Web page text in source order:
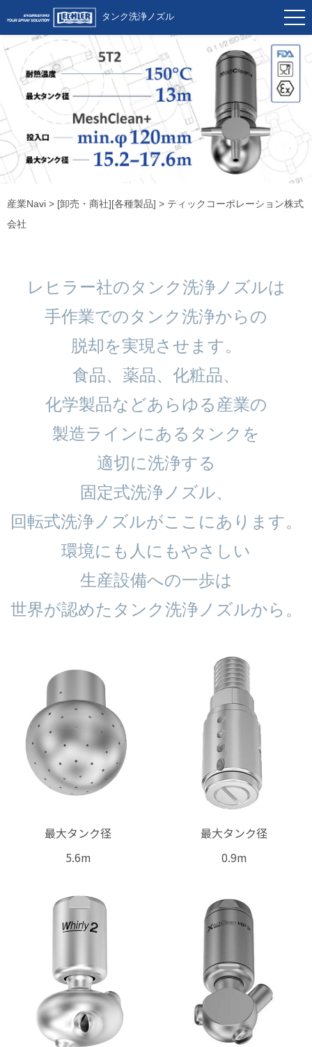
タンク洗浄ノズル
産業Navi > [卸売・商社][各種製品] > ティックコーポレーション株式
会社
レヒラー社のタンク洗浄ノズルは
手作業でのタンク洗浄からの
脱却を実現させます。
食品、薬品、化粧品、
化学製品などあらゆる産業の
製造ラインにあるタンクを
適切に洗浄する
固定式洗浄ノズル、
回転式洗浄ノズルがここにあります。
環境にも人にもやさしい
生産設備への一歩は
世界が認めたタンク洗浄ノズルから。
最大タンク径
5.6m
最大タンク径
0.9m